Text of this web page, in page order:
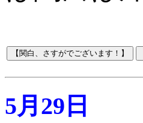
5月29日